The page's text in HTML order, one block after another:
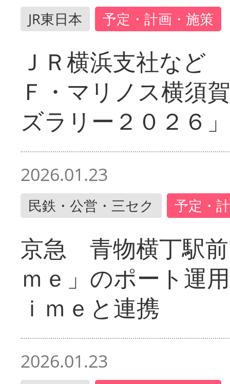
JR東日本 予定・計画・施策
ＪＲ横浜支社など
Ｆ・マリノス横須
ズラリー２０２６」
2026.01.23
民鉄・公営・三セク 予定・
京急 青物横丁駅
ｍｅ」のポート運
ｉｍｅと連携
2026.01.23